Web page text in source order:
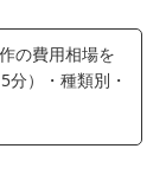
の費用相場を
分）・種類別・